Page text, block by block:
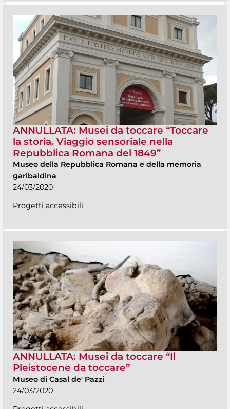
ANNULLATA: Musei da toccare “Toccare
la storia. Viaggio sensoriale nella
Repubblica Romana del 1849”
Museo della Repubblica Romana e della memoria
garibaldina
24/03/2020
Progetti accessibili
ANNULLATA: Musei da toccare “Il
Pleistocene da toccare”
Museo di Casal de' Pazzi
24/03/2020